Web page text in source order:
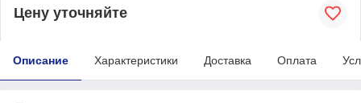
Цену уточняйте
Описание Характеристики Доставка Оплата